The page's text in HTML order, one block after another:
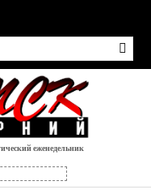
еженедельник